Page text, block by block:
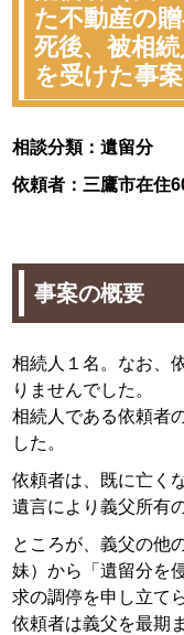
た不動産の
死後、被相
を受けた事案
相談分類：遺留分
依頼者：三鷹市在住
事案の概要
相続人１名。なお、
りませんでした。
相続人である依頼者
した。
依頼者は、既に亡く
遺言により義父所有
ところが、義父の他
妹）から「遺留分を
求の調停を申し立て
依頼者は義父を最期